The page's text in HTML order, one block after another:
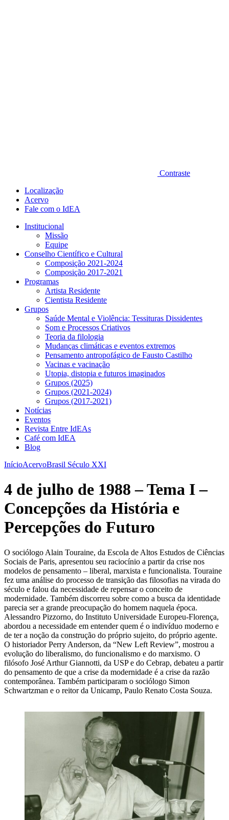
Contraste
Localização
Acervo
Fale com o IdEA
Institucional
Missão
Equipe
Conselho Científico e Cultural
Composição 2021-2024
Composição 2017-2021
Programas
Artista Residente
Cientista Residente
Grupos
Saúde Mental e Violência: Tessituras Dissidentes
Som e Processos Criativos
Teoria da filologia
Mudanças climáticas e eventos extremos
Pensamento antropofágico de Fausto Castilho
Vacinas e vacinação
Utopia, distopia e futuros imaginados
Grupos (2025)
Grupos (2021-2024)
Grupos (2017-2021)
Notícias
Eventos
Revista Entre IdEAs
Café com IdEA
Blog
InícioAcervoBrasil Século XXI
4 de julho de 1988 – Tema I –
Concepções da História e
Percepções do Futuro
O sociólogo Alain Touraine, da Escola de Altos Estudos de Ciências
Sociais de Paris, apresentou seu raciocínio a partir da crise nos
modelos de pensamento – liberal, marxista e funcionalista. Touraine
fez uma análise do processo de transição das filosofias na virada do
século e falou da necessidade de repensar o conceito de
modernidade. Também discorreu sobre como a busca da identidade
parecia ser a grande preocupação do homem naquela época.
Alessandro Pizzorno, do Instituto Universidade Europeu-Florença,
abordou a necessidade em entender quem é o indivíduo moderno e
de ter a noção da construção do próprio sujeito, do próprio agente.
O historiador Perry Anderson, da “New Left Review”, mostrou a
evolução do liberalismo, do funcionalismo e do marxismo. O
filósofo José Arthur Giannotti, da USP e do Cebrap, debateu a partir
do pensamento de que a crise da modernidade é a crise da razão
contemporânea. Também participaram o sociólogo Simon
Schwartzman e o reitor da Unicamp, Paulo Renato Costa Souza.